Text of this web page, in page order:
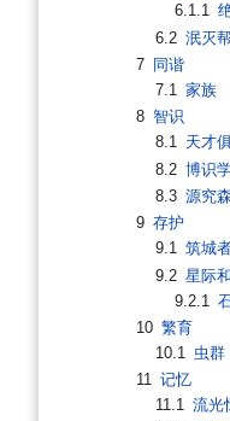
6.1.1
6.2 泯灭
7 同谐
7.1
家族
8 智识
8.1 天才
8.2 博识
8.3 源究
9 存护
9.1 筑城
9.2 星际
9.2.1
10 繁育
10.1
虫群
11 记忆
11.1 流光